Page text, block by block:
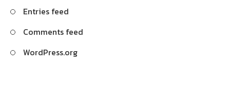
Entries feed
Comments feed
WordPress.org